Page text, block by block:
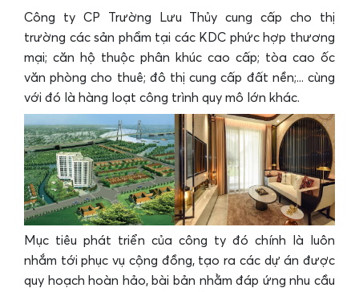
Công ty CP Trường Lưu Thủy cung cấp cho thị
trường các sản phẩm tại các KDC phức hợp thương
mại; căn hộ thuộc phân khúc cao cấp; tòa cao ốc
văn phòng cho thuê; đô thị cung cấp đất nền;... cùng
với đó là hàng loạt công trình quy mô lớn khác.
Mục tiêu phát triển của công ty đó chính là luôn
nhắm tới phục vụ cộng đồng, tạo ra các dự án được
quy hoạch hoàn hảo, bài bản nhằm đáp ứng nhu cầu